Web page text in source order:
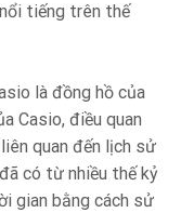
tiếng trên thế
là đồng hồ của
Casio, điều quan
quan đến lịch sử
có từ nhiều thế kỷ
gian bằng cách sử